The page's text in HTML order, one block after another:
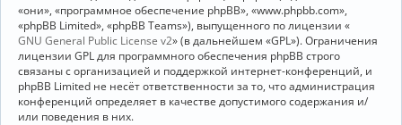
«они», «программное обеспечение phpBB», «www.phpbb.com»,
«phpBB Limited», «phpBB Teams»), выпущенного по лицензии «
GNU General Public License v2» (в дальнейшем «GPL»). Ограничения
лицензии GPL для программного обеспечения phpBB строго
связаны с организацией и поддержкой интернет-конференций, и
phpBB Limited не несёт ответственности за то, что администрация
конференций определяет в качестве допустимого содержания и/
или поведения в них.